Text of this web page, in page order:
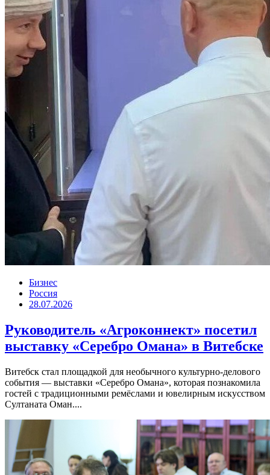
Бизнес
Россия
28.07.2026
Руководитель «Агроконнект» посетил
выставку «Серебро Омана» в Витебске
Витебск стал площадкой для необычного культурно-делового
события — выставки «Серебро Омана», которая познакомила
гостей с традиционными ремёслами и ювелирным искусством
Султаната Оман....